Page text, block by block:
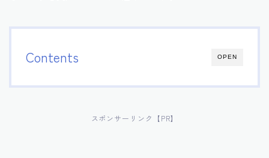
OPEN
Contents
スポンサーリンク【PR】